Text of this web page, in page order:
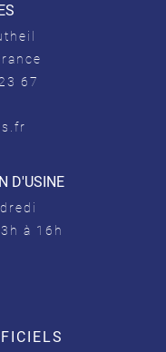
67
D'USINE
à 16h